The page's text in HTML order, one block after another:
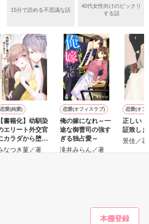
のを移植しました。
ランとコーヒーなどと一緒にゆったりご覧
作品を読む
か？」
に振り撒きながら、
いで！！
色気のある男
り回さないでくれますか？！
が、ラブコメ要素ありです。
す♪
た
かといたい
い
り離した２人
と思っていた
15分で読める不思議な話
40代女性向けのビックリ
する話
恋愛(純愛)
【書籍化】幼馴染
エリート外交官
カラダから堕と
れそうです
なつき菫／著
恋愛(オフィスラブ)
俺の嫁になれ～一
途な御曹司の強す
ぎる独占愛～
滝井みらん／著
恋愛(オフ
正しい
証致し
景佳／著